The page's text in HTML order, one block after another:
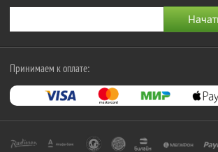
Принимаем к оплате: